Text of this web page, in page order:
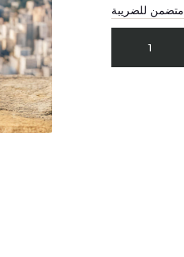
متضمن للضريبة